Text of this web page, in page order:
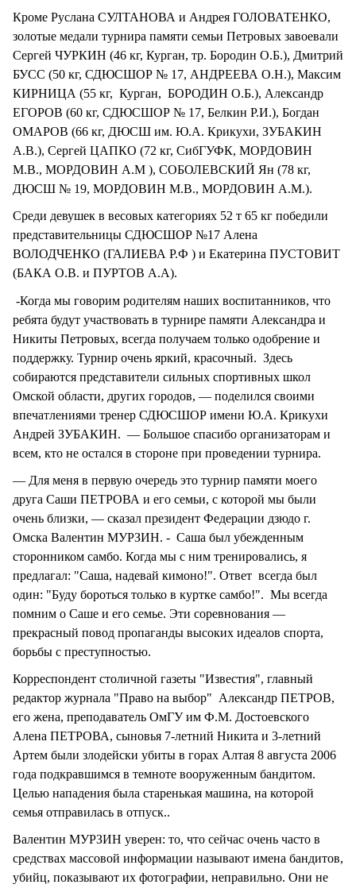
Кроме Руслана СУЛТАНОВА и Андрея ГОЛОВАТЕНКО,
золотые медали турнира памяти семьи Петровых завоевали
Сергей ЧУРКИН (46 кг, Курган, тр. Бородин О.Б.), Дмитрий
БУСС (50 кг, СДЮСШОР № 17, АНДРЕЕВА О.Н.), Максим
КИРНИЦА (55 кг, Курган, БОРОДИН О.Б.), Александр
ЕГОРОВ (60 кг, СДЮСШОР № 17, Белкин Р.И.), Богдан
ОМАРОВ (66 кг, ДЮСШ им. Ю.А. Крикухи, ЗУБАКИН
А.В.), Сергей ЦАПКО (72 кг, СибГУФК, МОРДОВИН
М.В., МОРДОВИН A.M ), СОБОЛЕВСКИЙ Ян (78 кг,
ДЮСШ № 19, МОРДОВИН М.В., МОРДОВИН A.M.).
Среди девушек в весовых категориях 52 т 65 кг победили
представительницы СДЮСШОР №17 Алена
ВОЛОДЧЕНКО (ГАЛИЕВА Р.Ф ) и Екатерина ПУСТОВИТ
(БАКА О.В. и ПУРТОВ А.А).
-Когда мы говорим родителям наших воспитанников, что
ребята будут участвовать в турнире памяти Александра и
Никиты Петровых, всегда получаем только одобрение и
поддержку. Турнир очень яркий, красочный. Здесь
собираются представители сильных спортивных школ
Омской области, других городов, — поделился своими
впечатлениями тренер СДЮСШОР имени Ю.А. Крикухи
Андрей ЗУБАКИН. — Большое спасибо организаторам и
всем, кто не остался в стороне при проведении турнира.
— Для меня в первую очередь это турнир памяти моего
друга Саши ПЕТРОВА и его семьи, с которой мы были
очень близки, — сказал президент Федерации дзюдо г.
Омска Валентин МУРЗИН. - Саша был убежденным
сторонником самбо. Когда мы с ним тренировались, я
предлагал: "Саша, надевай кимоно!". Ответ всегда был
один: "Буду бороться только в куртке самбо!". Мы всегда
помним о Саше и его семье. Эти соревнования —
прекрасный повод пропаганды высоких идеалов спорта,
борьбы с преступностью.
Корреспондент столичной газеты "Известия", главный
редактор журнала "Право на выбор" Александр ПЕТРОВ,
его жена, преподаватель ОмГУ им Ф.М. Достоевского
Алена ПЕТРОВА, сыновья 7-летний Никита и 3-летний
Артем были злодейски убиты в горах Алтая 8 августа 2006
года подкравшимся в темноте вооруженным бандитом.
Целью нападения была старенькая машина, на которой
семья отправилась в отпуск..
Валентин МУРЗИН уверен: то, что сейчас очень часто в
средствах массовой информации называют имена бандитов,
убийц, показывают их фотографии, неправильно. Они не